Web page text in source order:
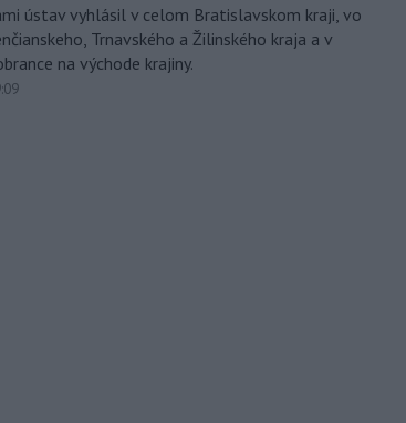
ústav vyhlásil v celom Bratislavskom kraji, vo
Trnavského a Žilinského kraja a v
na východe krajiny.